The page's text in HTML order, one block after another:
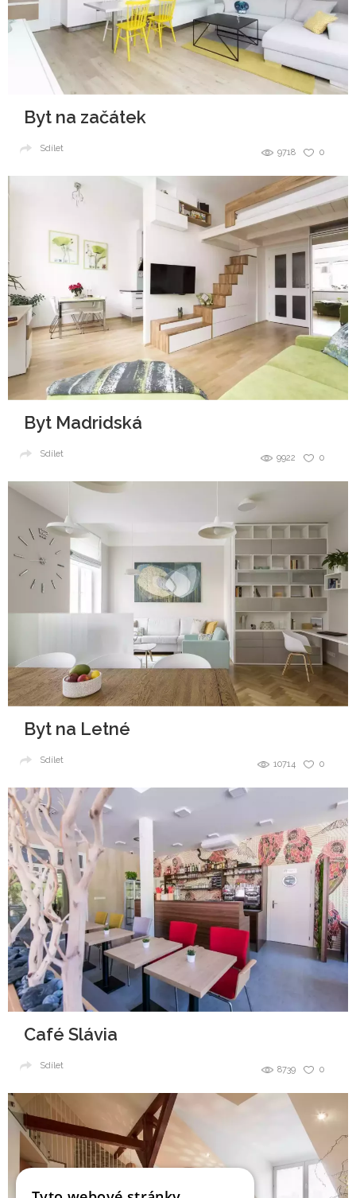
Byt na začátek
0
9718
Sdílet
Byt Madridská
0
9922
Sdílet
Byt na Letné
0
10714
Sdílet
Café Slávia
0
8739
Sdílet